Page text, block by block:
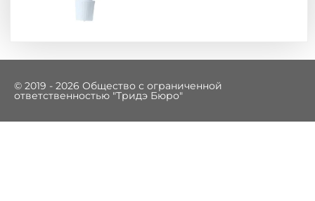
© 2019 - 2026 Общество с ограниченной
ответственностью "Тридэ Бюро"